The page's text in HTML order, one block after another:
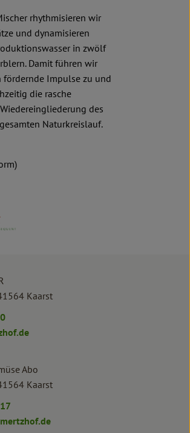
rhythmisieren wir
und dynamisieren
in zwölf
Damit führen wir
fördernde Impulse zu und
die rasche
des
Naturkreislauf.
Kaarst
Abo
Kaarst